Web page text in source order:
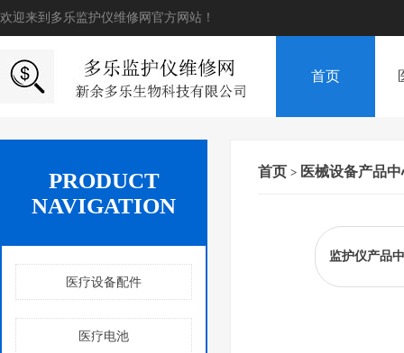
欢迎来到多乐监护仪维修网官方网站！
首页
PRODUCT
NAVIGATION
医疗设备配件
医疗电池
首页 > 医械设备产品
监护仪产品